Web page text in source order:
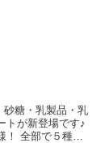
砂糖・乳製品・乳
トが新登場です♪
！ 全部で５種